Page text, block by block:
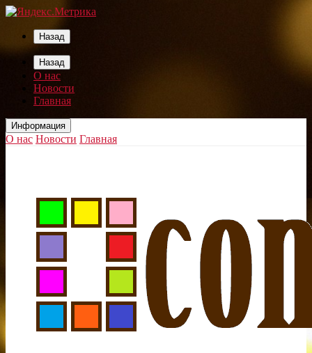
Назад
Назад
О нас
Новости
Главная
Информация
О нас Новости Главная